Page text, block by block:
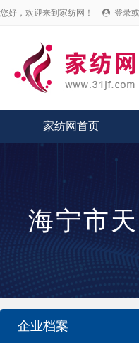
您好，欢迎来到家纺网！  登录
家纺网首页
海宁市
企业档案